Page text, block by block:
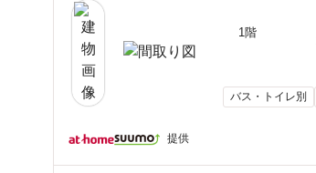
1階
バス・トイレ別
提供